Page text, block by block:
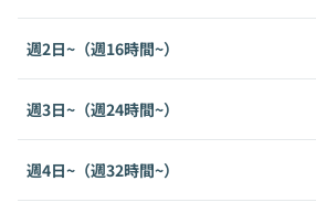
週2日~（週16時間~）
週3日~（週24時間~）
週4日~（週32時間~）